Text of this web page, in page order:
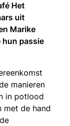
Het
uit
Marike
hun passie
manieren
in potlood
met de hand